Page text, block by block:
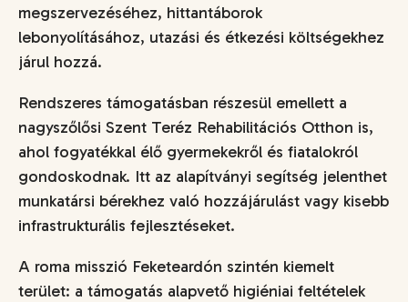
megszervezéséhez, hittantáborok
lebonyolításához, utazási és étkezési költségekhez
járul hozzá.
Rendszeres támogatásban részesül emellett a
nagyszőlősi Szent Teréz Rehabilitációs Otthon is,
ahol fogyatékkal élő gyermekekről és fiatalokról
gondoskodnak. Itt az alapítványi segítség jelenthet
munkatársi bérekhez való hozzájárulást vagy kisebb
infrastrukturális fejlesztéseket.
A roma misszió Feketeardón szintén kiemelt
terület: a támogatás alapvető higiéniai feltételek